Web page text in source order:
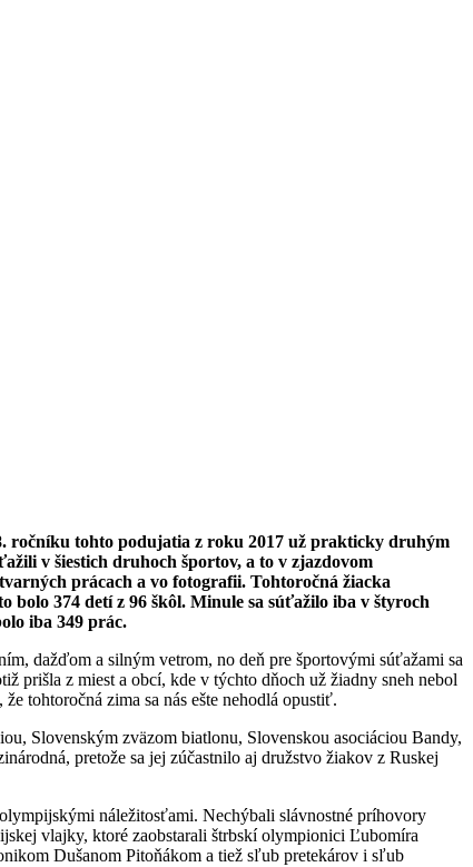
ročníku tohto podujatia z roku 2017 už prakticky druhým
v šiestich druhoch športov, a to v zjazdovom
prácach a vo fotografii. Tohtoročná žiacka
bolo 374 detí z 96 škôl. Minule sa súťažilo iba v štyroch
iba 349 prác.
dažďom a silným vetrom, no deň pre športovými súťažami sa
prišla z miest a obcí, kde v týchto dňoch už žiadny sneh nebol
tohtoročná zima sa nás ešte nehodlá opustiť.
Slovenským zväzom biatlonu, Slovenskou asociáciou Bandy,
pretože sa jej zúčastnilo aj družstvo žiakov z Ruskej
náležitosťami. Nechýbali slávnostné príhovory
vlajky, ktoré zaobstarali štrbskí olympionici Ľubomíra
Dušanom Pitoňákom a tiež sľub pretekárov i sľub